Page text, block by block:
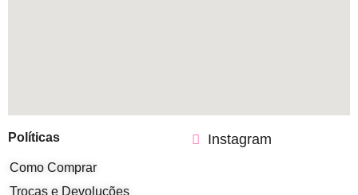
Políticas
Como Comprar
Trocas e Devoluções
Instagram